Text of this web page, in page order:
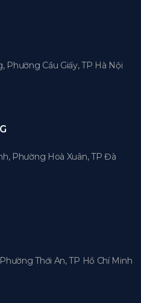
Phường Cầu Giấy, TP Hà Nội
Phường Hoà Xuân, TP Đà
Thới An, TP Hồ Chí Minh